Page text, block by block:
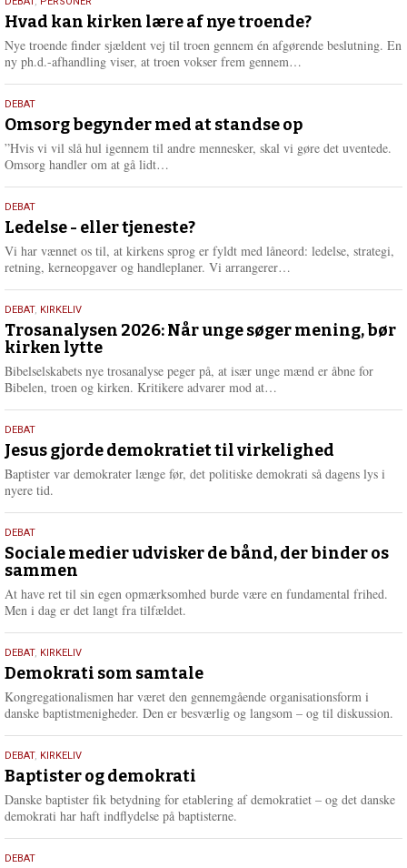
e
r
e
juli
2026
Hvad kan kirken lære af nye troende?
Nye troende finder sjældent vej til troen gennem én afgørende beslutning. En
ny ph.d.-afhandling viser, at troen vokser frem gennem…
e
r
e
9.
juli
2026
DEBAT
Omsorg begynder med at standse op
”Hvis vi vil slå hul igennem til andre mennesker, skal vi gøre det uventede.
Omsorg handler om at gå lidt…
e
r
e
10.
juni
2026
DEBAT
Ledelse - eller tjeneste?
Vi har vænnet os til, at kirkens sprog er fyldt med låneord: ledelse, strategi,
retning, kerneopgaver og handleplaner. Vi arrangerer…
e
2.
juni
2026
DEBAT, KIRKELIV
Trosanalysen 2026: Når unge søger mening, bør
kirken lytte
Bibelselskabets nye trosanalyse peger på, at især unge mænd er åbne for
Bibelen, troen og kirken. Kritikere advarer mod at…
e
r
18.
maj
2026
DEBAT
Jesus gjorde demokratiet til virkelighed
Baptister var demokrater længe før, det politiske demokrati så dagens lys i
nyere tid.
18.
maj
2026
DEBAT
Sociale medier udvisker de bånd, der binder os
sammen
At have ret til sin egen opmærksomhed burde være en fundamental frihed.
Men i dag er det langt fra tilfældet.
18.
maj
2026
DEBAT, KIRKELIV
Demokrati som samtale
Kongregationalismen har været den gennemgående organisationsform i
danske baptistmenigheder. Den er besværlig og langsom – og til diskussion.
18.
maj
2026
DEBAT, KIRKELIV
Baptister og demokrati
Danske baptister fik betydning for etablering af demokratiet – og det danske
demokrati har haft indflydelse på baptisterne.
18.
DEBAT